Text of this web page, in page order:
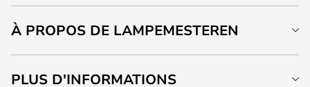
À PROPOS DE LAMPEMESTEREN
PLUS D'INFORMATIONS